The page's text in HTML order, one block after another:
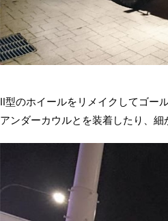
Ⅱ型のホイールをリメイクしてゴー
アンダーカウルとを装着したり、